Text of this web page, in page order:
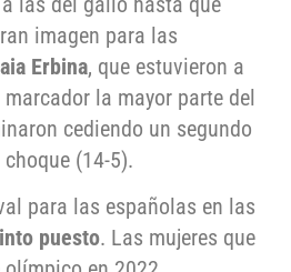
imagen para las
Erbina, que estuvieron a
la mayor parte del
cediendo un segundo
(14-5).
para las españolas en las
puesto. Las mujeres que